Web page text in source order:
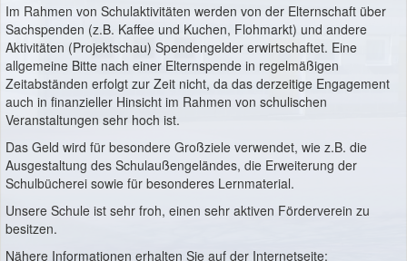
Im Rahmen von Schulaktivitäten werden von der Elternschaft über
Sachspenden (z.B. Kaffee und Kuchen, Flohmarkt) und andere
Aktivitäten (Projektschau) Spendengelder erwirtschaftet. Eine
allgemeine Bitte nach einer Elternspende in regelmäßigen
Zeitabständen erfolgt zur Zeit nicht, da das derzeitige Engagement
auch in finanzieller Hinsicht im Rahmen von schulischen
Veranstaltungen sehr hoch ist.
Das Geld wird für besondere Großziele verwendet, wie z.B. die
Ausgestaltung des Schulaußengeländes, die Erweiterung der
Schulbücherei sowie für besonderes Lernmaterial.
Unsere Schule ist sehr froh, einen sehr aktiven Förderverein zu
besitzen.
Nähere Informationen erhalten Sie auf der Internetseite: